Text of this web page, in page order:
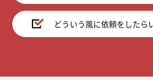
どういう風に依頼をしたら